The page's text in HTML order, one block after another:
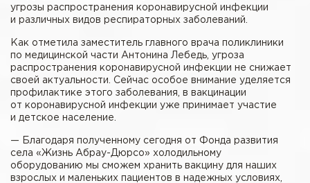
угрозы распространения коронавирусной инфекции
и различных видов респираторных заболеваний.
Как отметила заместитель главного врача поликлиники
по медицинской части Антонина Лебедь, угроза
распространения коронавирусной инфекции не снижает
своей актуальности. Сейчас особое внимание уделяется
профилактике этого заболевания, в вакцинации
от коронавирусной инфекции уже принимает участие
и детское население.
— Благодаря полученному сегодня от Фонда развития
села «Жизнь Абрау-Дюрсо» холодильному
оборудованию мы сможем хранить вакцину для наших
взрослых и маленьких пациентов в надежных условиях,